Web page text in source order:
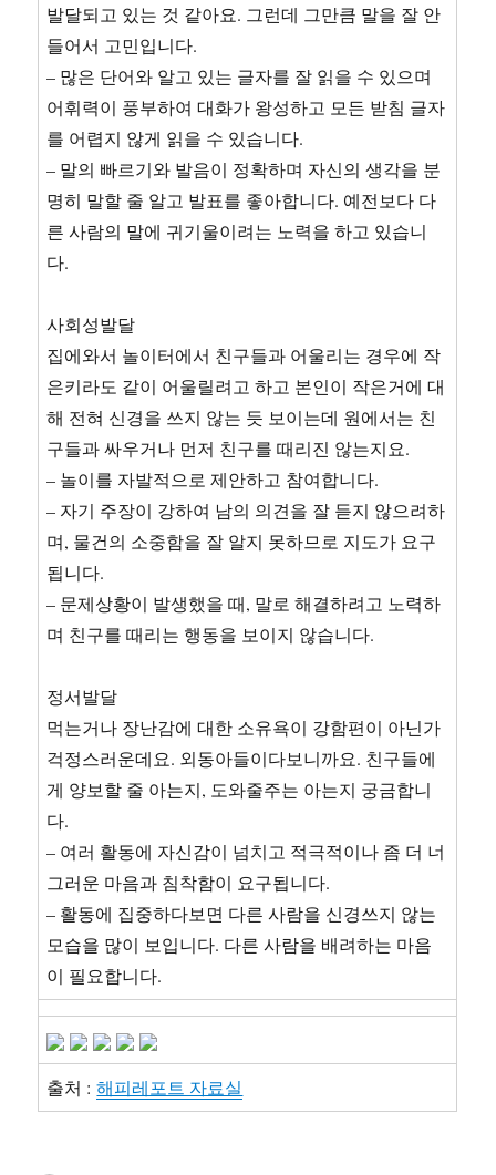
발달되고 있는 것 같아요. 그런데 그만큼 말을 잘 안
들어서 고민입니다.
– 많은 단어와 알고 있는 글자를 잘 읽을 수 있으며
어휘력이 풍부하여 대화가 왕성하고 모든 받침 글자
를 어렵지 않게 읽을 수 있습니다.
– 말의 빠르기와 발음이 정확하며 자신의 생각을 분
명히 말할 줄 알고 발표를 좋아합니다. 예전보다 다
른 사람의 말에 귀기울이려는 노력을 하고 있습니
다.
사회성발달
집에와서 놀이터에서 친구들과 어울리는 경우에 작
은키라도 같이 어울릴려고 하고 본인이 작은거에 대
해 전혀 신경을 쓰지 않는 듯 보이는데 원에서는 친
구들과 싸우거나 먼저 친구를 때리진 않는지요.
– 놀이를 자발적으로 제안하고 참여합니다.
– 자기 주장이 강하여 남의 의견을 잘 듣지 않으려하
며, 물건의 소중함을 잘 알지 못하므로 지도가 요구
됩니다.
– 문제상황이 발생했을 때, 말로 해결하려고 노력하
며 친구를 때리는 행동을 보이지 않습니다.
정서발달
먹는거나 장난감에 대한 소유욕이 강함편이 아닌가
걱정스러운데요. 외동아들이다보니까요. 친구들에
게 양보할 줄 아는지, 도와줄주는 아는지 궁금합니
다.
– 여러 활동에 자신감이 넘치고 적극적이나 좀 더 너
그러운 마음과 침착함이 요구됩니다.
– 활동에 집중하다보면 다른 사람을 신경쓰지 않는
모습을 많이 보입니다. 다른 사람을 배려하는 마음
이 필요합니다.
출처 :해피레포트 자료실